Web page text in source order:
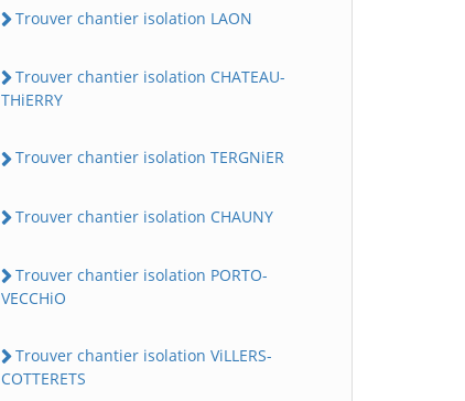
Trouver chantier isolation LAON
Trouver chantier isolation CHATEAU-
THiERRY
Trouver chantier isolation TERGNiER
Trouver chantier isolation CHAUNY
Trouver chantier isolation PORTO-
VECCHiO
Trouver chantier isolation ViLLERS-
COTTERETS